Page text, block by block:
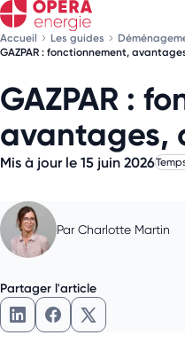
Accueil Les guides
GAZPAR : fonctionnement,
GAZPAR :
avantages,
Mis à jour le 15 juin 2026
Par Charlotte Martin
Partager l'article
Partager l'article sur LinkedIn
Partager l'article sur
Partager l'article
Découvrez nos
Choisissez les newsletters